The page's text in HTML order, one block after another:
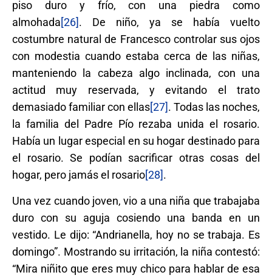
piso duro y frío, con una piedra como
almohada[26]. De niño, ya se había vuelto
costumbre natural de Francesco controlar sus ojos
con modestia cuando estaba cerca de las niñas,
manteniendo la cabeza algo inclinada, con una
actitud muy reservada, y evitando el trato
demasiado familiar con ellas[27]. Todas las noches,
la familia del Padre Pío rezaba unida el rosario.
Había un lugar especial en su hogar destinado para
el rosario. Se podían sacrificar otras cosas del
hogar, pero jamás el rosario[28].
Una vez cuando joven, vio a una niña que trabajaba
duro con su aguja cosiendo una banda en un
vestido. Le dijo: “Andrianella, hoy no se trabaja. Es
domingo”. Mostrando su irritación, la niña contestó:
“Mira niñito que eres muy chico para hablar de esa